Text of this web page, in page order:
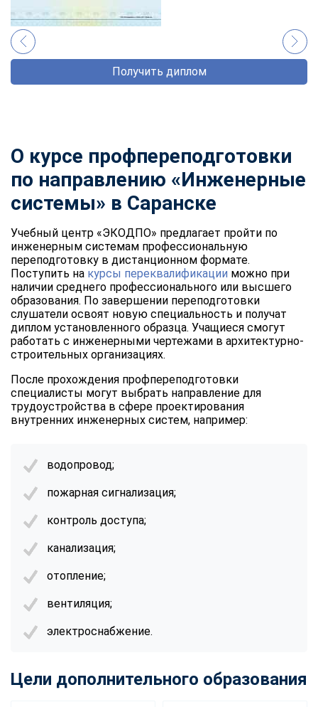
Получить диплом
О курсе профпереподготовки
по направлению «Инженерные
системы» в Саранске
Учебный центр «ЭКОДПО» предлагает пройти по
инженерным системам профессиональную
переподготовку в дистанционном формате.
Поступить на курсы переквалификации можно при
наличии среднего профессионального или высшего
образования. По завершении переподготовки
слушатели освоят новую специальность и получат
диплом установленного образца. Учащиеся смогут
работать с инженерными чертежами в архитектурно-
строительных организациях.
После прохождения профпереподготовки
специалисты могут выбрать направление для
трудоустройства в сфере проектирования
внутренних инженерных систем, например:
водопровод;
пожарная сигнализация;
контроль доступа;
канализация;
отопление;
вентиляция;
электроснабжение.
Цели дополнительного образования